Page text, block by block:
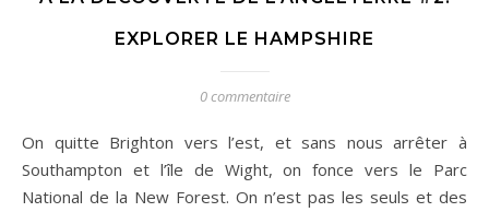
EXPLORER LE HAMPSHIRE
0 commentaire
On quitte Brighton vers l’est, et sans nous arrêter à
Southampton et l’île de Wight, on fonce vers le Parc
National de la New Forest. On n’est pas les seuls et des